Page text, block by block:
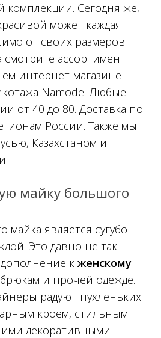
Сегодня же,
может каждая
от своих размеров.
смотрите ассортимент
интернет-магазине
Namode. Любые
от 40 до 80. Доставка по
России. Также мы
Казахстаном и
майку большого
майка является сугубо
Это давно не так.
к женскому
и прочей одежде.
радуют пухленьких
кроем, стильным
декоративными